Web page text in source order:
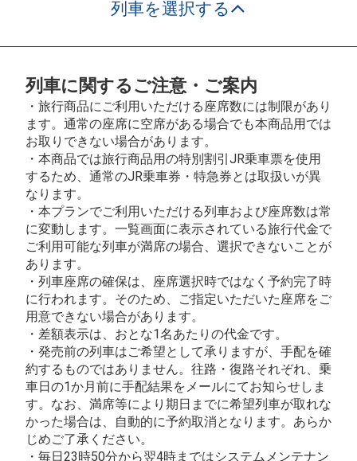
列車を選択する
列車に関するご注意・ご案内
・旅行商品にご利用いただける座席数には制限があり
ます。通常の座席に空席がある場合でも本商品用では
お取りできない場合があります。
・本商品では旅行商品用の特別割引JR乗車票を使用
するため、通常のJR乗車券・特急券とは取扱いが異
なります。
・本プランでご利用いただける列車および座席数は常
に変動します。一覧画面に表示されている旅行代金で
ご利用可能な列車が満席の場合、選択できないことが
あります。
・列車座席の確保は、座席選択時ではなく予約完了時
に行われます。そのため、ご指定いただいた座席をご
用意できない場合があります。
・差額表示は、おとな1名あたりの代金です。
・発売前の列車はご希望として承りますが、手配を確
約するものではありません。往路・復路それぞれ、乗
車日の1か月前に手配結果をメールにてお知らせしま
す。なお、満席等により期日までに希望列車が取れな
かった場合は、自動的に予約取消となります。あらか
じめご了承ください。
・毎日23時50分から翌4時まではシステムメンテナン